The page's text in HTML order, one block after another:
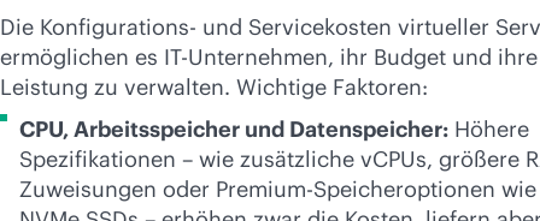
Die Konfigurations- und Servicekosten virtueller
ermöglichen es IT-Unternehmen, ihr Budget und ihre
Leistung zu verwalten. Wichtige Faktoren:
CPU, Arbeitsspeicher und Datenspeicher: Höhere
Spezifikationen – wie zusätzliche vCPUs, größere
Zuweisungen oder Premium-Speicheroptionen wie